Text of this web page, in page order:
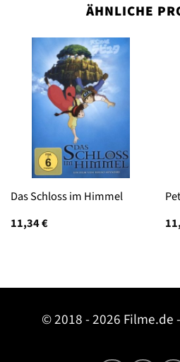
ÄHNLICHE
Das Schloss im Himmel
11,34€
© 2018 - 2026 Filme.de